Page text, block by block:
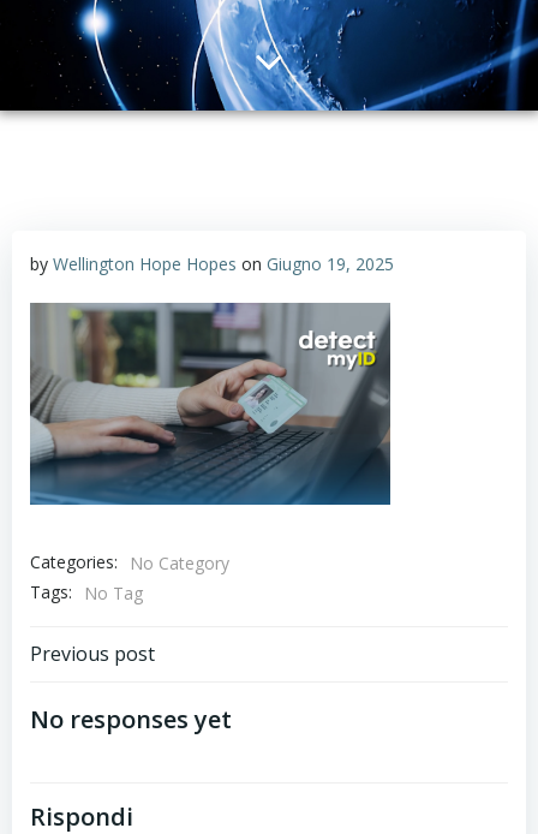
by Wellington Hope Hopes on Giugno 19, 2025
Categories:
No Category
Tags:
No Tag
Post
navigation
Previous post
No responses yet
Rispondi